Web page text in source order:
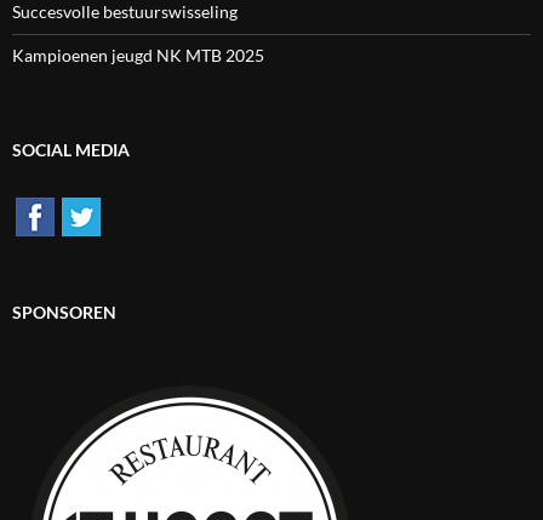
Succesvolle bestuurswisseling
Kampioenen jeugd NK MTB 2025
SOCIAL MEDIA
SPONSOREN